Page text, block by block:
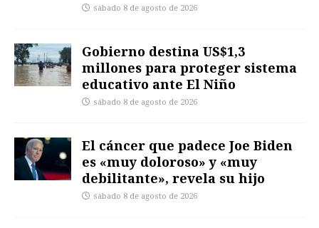
sábado 8 de agosto de 2026
Gobierno destina US$1,3
millones para proteger sistema
educativo ante El Niño
sábado 8 de agosto de 2026
El cáncer que padece Joe Biden
es «muy doloroso» y «muy
debilitante», revela su hijo
sábado 8 de agosto de 2026